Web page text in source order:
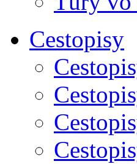
Cestopisy